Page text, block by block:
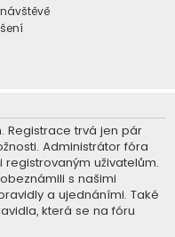
Registrace trvá jen pár
Administrátor fóra
uživatelům.
s našimi
a ujednáními. Také
která se na fóru